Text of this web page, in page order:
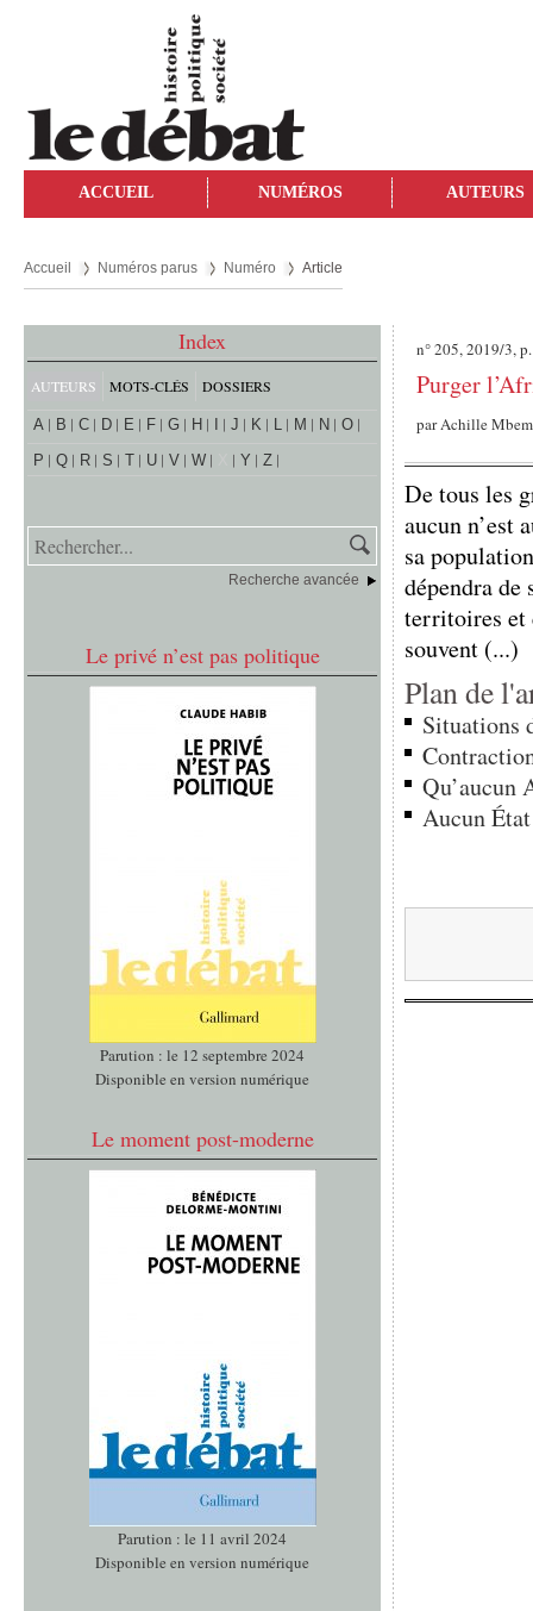
ACCUEIL NUMÉROS AUTEURS
Accueil Numéros parus Numéro Article
Index
AUTEURS MOTS-CLÉS DOSSIERS
A B C D E F G H J K L M N
O
P
Q R S T U V W Y Z
Recherche avancée
Le privé n’est pas politique
Parution : le 12 septembre 2024
Disponible en version numérique
Le moment post-moderne
Parution : le 11 avril 2024
Disponible en version numérique
n° 205, 2019/3,
Purger
parAchille
De tous les
aucun n’est
sa
dépendra de
territoires et
souvent (...)
Plan de
Situations
Qu’aucun
Aucun